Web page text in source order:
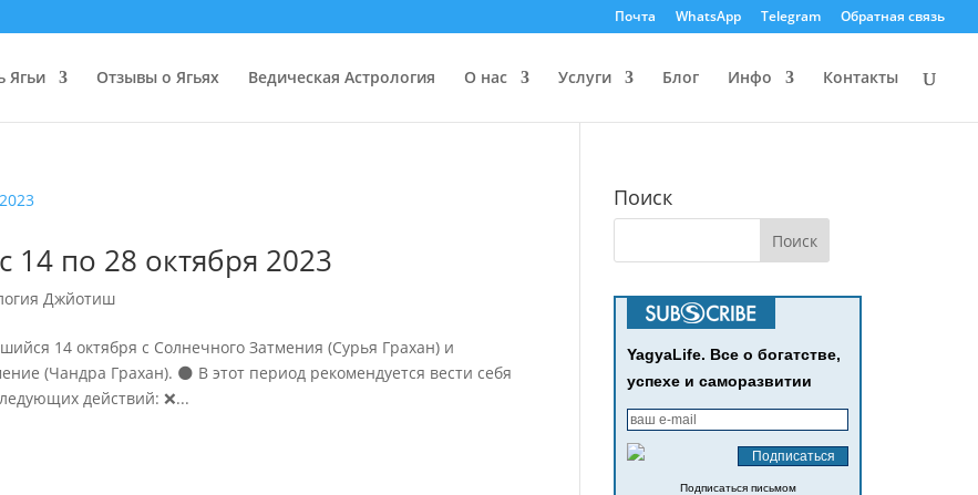
Почта WhatsApp Telegram Обратная связь
Ягьи Отзывы о Ягьях Ведическая Астрология О нас Услуги Блог Инфо Контакты
по 28 октября 2023
Джйотиш
14 октября с Солнечного Затмения (Сурья Грахан) и
(Чандра Грахан). 🌑 В этот период рекомендуется вести себя
действий: ❌...
Поиск
YagyaLife. Все о богатстве,
успехе и саморазвитии
Подписаться письмом